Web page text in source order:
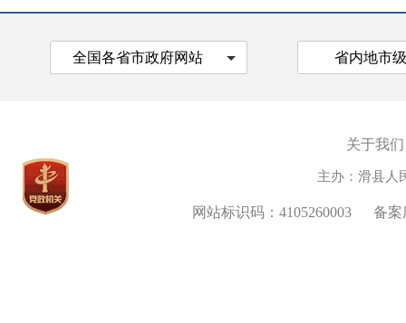
全国各省市政府网站 省内地市
关于我们
主办：滑县人
网站标识码：4105260003 备案